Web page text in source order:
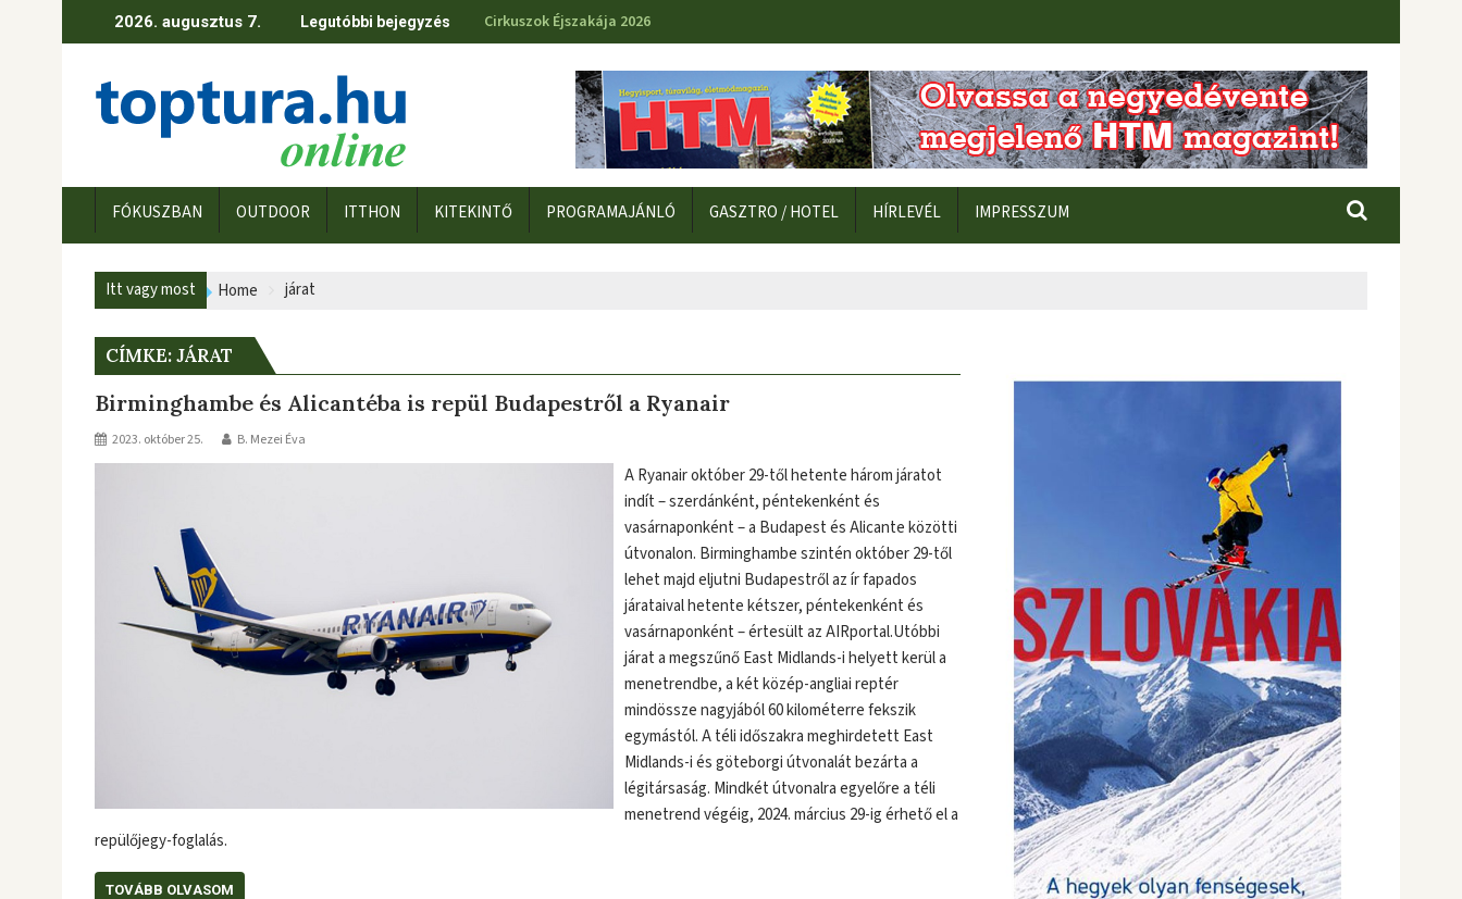
2026. augusztus 7. Legutóbbi bejegyzés Cirkuszok Éjszakája 2026
FÓKUSZBAN OUTDOOR ITTHON KITEKINTŐ PROGRAMAJÁNLÓ GASZTRO / HOTEL HÍRLEVÉL IMPRESSZUM
Itt vagy most Home járat
CÍMKE:JÁRAT
Birminghambe és Alicantéba is repül Budapestről a Ryanair
2023. október 25. B. Mezei Éva
A Ryanair október 29-től hetente három járatot
indít – szerdánként, péntekenként és
vasárnaponként – a Budapest és Alicante közötti
útvonalon. Birminghambe szintén október 29-től
lehet majd eljutni Budapestről az ír fapados
járataival hetente kétszer, péntekenként és
vasárnaponként – értesült az AIRportal.Utóbbi
járat a megszűnő East Midlands-i helyett kerül a
menetrendbe, a két közép-angliai reptér
mindössze nagyjából 60 kilométerre fekszik
egymástól. A téli időszakra meghirdetett East
Midlands-i és göteborgi útvonalát bezárta a
légitársaság. Mindkét útvonalra egyelőre a téli
menetrend végéig, 2024. március 29-ig érhető el a
repülőjegy-foglalás.
TOVÁBB OLVASOM